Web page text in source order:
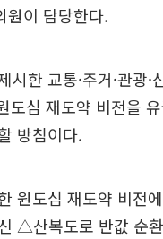
원이 담당한다.
한 교통·주거·관광·
도심 재도약 비전을
방침이다.
원도심 재도약 비전
△산복도로 반값 순